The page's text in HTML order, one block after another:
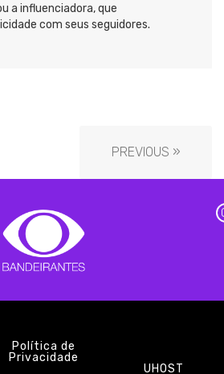
a influenciadora, que
com seus seguidores.
PREVIOUS »
Política de
Privacidade
UHOST